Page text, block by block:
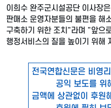
이희수 완주군시설공단 이사장
판매소 운영자분들의 불편을 해
구축하기 위한 조치"라며 "앞으
행정서비스의 질을 높이기 위해
전국연합신문은 비영
공익 보도를 위
금액에 상관없이 후원